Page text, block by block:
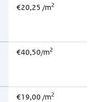
€20,25 /m2
€40,50/m2
€19,00 /m2